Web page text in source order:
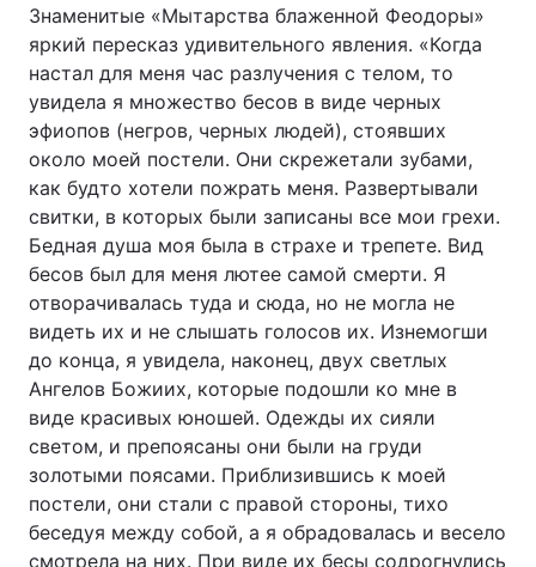
Знаменитые «Мытарства блаженной Феодоры»
яркий пересказ удивительного явления. «Когда
настал для меня час разлучения с телом, то
увидела я множество бесов в виде черных
эфиопов (негров, черных людей), стоявших
около моей постели. Они скрежетали зубами,
как будто хотели пожрать меня. Развертывали
свитки, в которых были записаны все мои грехи.
Бедная душа моя была в страхе и трепете. Вид
бесов был для меня лютее самой смерти. Я
отворачивалась туда и сюда, но не могла не
видеть их и не слышать голосов их. Изнемогши
до конца, я увидела, наконец, двух светлых
Ангелов Божиих, которые подошли ко мне в
виде красивых юношей. Одежды их сияли
светом, и препоясаны они были на груди
золотыми поясами. Приблизившись к моей
постели, они стали с правой стороны, тихо
беседуя между собой, а я обрадовалась и весело
смотрела на них. При виде их бесы содрогнулись